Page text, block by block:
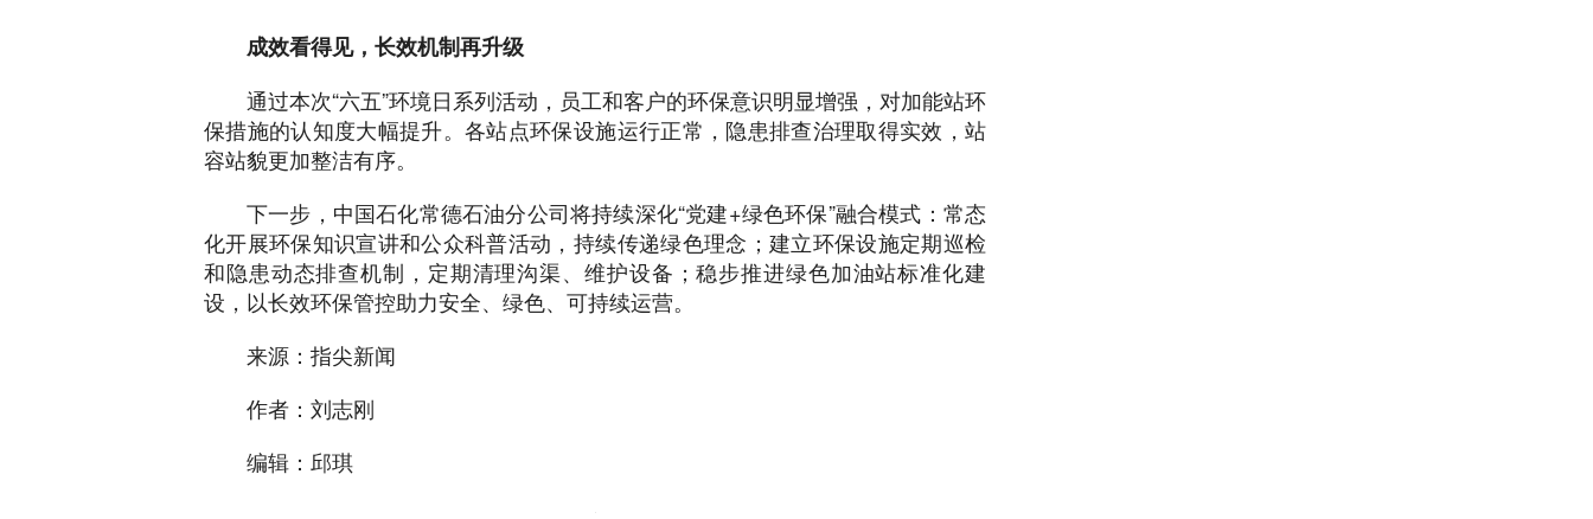
成效看得见，长效机制再升级
通过本次“六五”环境日系列活动，员工和客户的环保意识明显增强，对加能站环
保措施的认知度大幅提升。各站点环保设施运行正常，隐患排查治理取得实效，站
容站貌更加整洁有序。
下一步，中国石化常德石油分公司将持续深化“党建+绿色环保”融合模式：常态
化开展环保知识宣讲和公众科普活动，持续传递绿色理念；建立环保设施定期巡检
和隐患动态排查机制，定期清理沟渠、维护设备；稳步推进绿色加油站标准化建
设，以长效环保管控助力安全、绿色、可持续运营。
来源：指尖新闻
作者：刘志刚
编辑：邱琪